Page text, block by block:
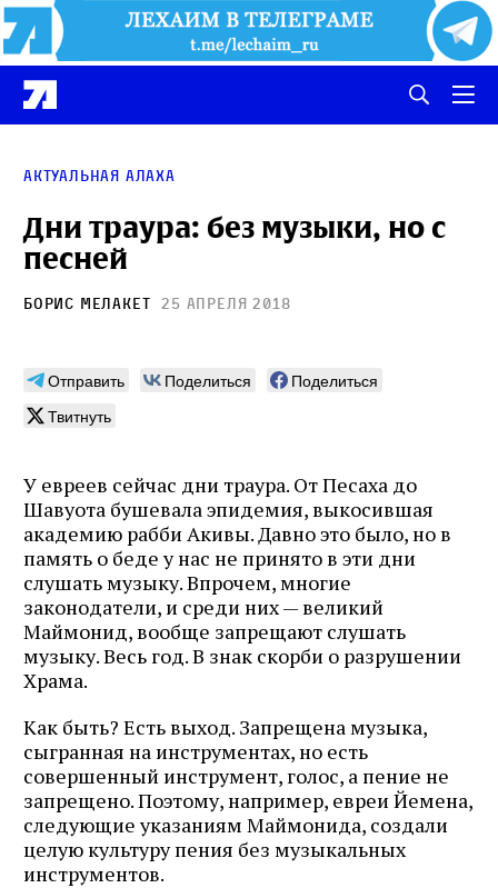
Актуальная Алаха
Дни траура: без музыки, но с
песней
Борис Мелакет 25 апреля 2018
Отправить Поделиться
Поделиться
Твитнуть
У евреев сейчас дни траура. От Песаха до
Шавуота бушевала эпидемия, выкосившая
академию рабби Акивы. Давно это было, но в
память о беде у нас не принято в эти дни
слушать музыку. Впрочем, многие
законодатели, и среди них — великий
Маймонид, вообще запрещают слушать
музыку. Весь год. В знак скорби о разрушении
Храма.
Как быть? Есть выход. Запрещена музыка,
сыгранная на инструментах, но есть
совершенный инструмент, голос, а пение не
запрещено. Поэтому, например, евреи Йемена,
следующие указаниям Маймонида, создали
целую культуру пения без музыкальных
инструментов.